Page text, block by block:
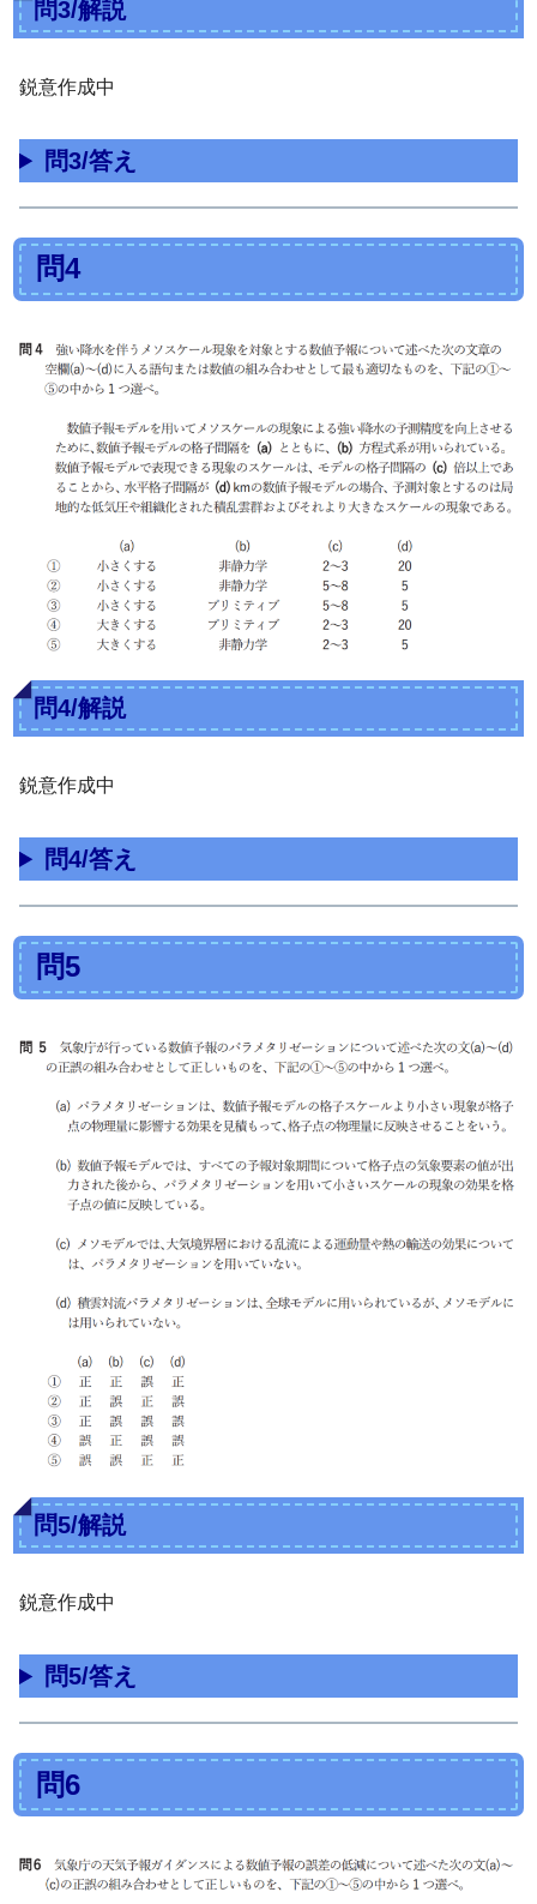
問3/解説
鋭意作成中
問3/答え
問4
問4/解説
鋭意作成中
問4/答え
問5
問5/解説
鋭意作成中
問5/答え
問6